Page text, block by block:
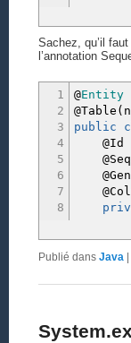
Sachez, qu’il
l’annotation
1
2
3
4
5
6
7
8
@Entity
@Table (
public
@Id
Publié dans Java